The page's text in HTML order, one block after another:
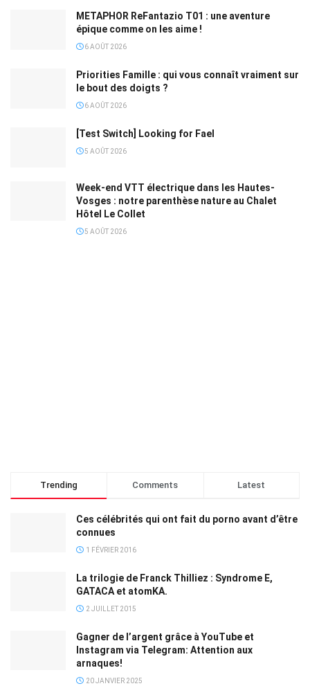
METAPHOR ReFantazio T01 : une aventure
épique comme on les aime !
6 AOÛT 2026
Priorities Famille : qui vous connaît vraiment sur
le bout des doigts ?
6 AOÛT 2026
[Test Switch] Looking for Fael
5 AOÛT 2026
Week-end VTT électrique dans les Hautes-
Vosges : notre parenthèse nature au Chalet
Hôtel Le Collet
5 AOÛT 2026
Trending Comments Latest
Ces célébrités qui ont fait du porno avant d’être
connues
1 FÉVRIER 2016
La trilogie de Franck Thilliez : Syndrome E,
GATACA et atomKA.
2 JUILLET 2015
Gagner de l’argent grâce à YouTube et
Instagram via Telegram: Attention aux
arnaques!
20 JANVIER 2025